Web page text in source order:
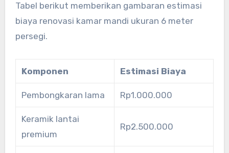
Tabel berikut memberikan gambaran estimasi
biaya renovasi kamar mandi ukuran 6 meter
persegi.
Komponen Estimasi Biaya
Pembongkaran lama Rp1.000.000
Keramik lantai
premium
Rp2.500.000